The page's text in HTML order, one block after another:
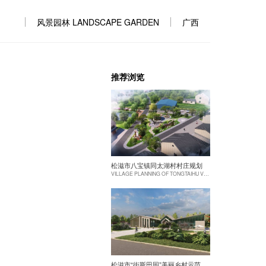
风景园林 LANDSCAPE GARDEN 广西
推荐浏览
松滋市八宝镇同太湖村村庄规划
松滋市“街斯田园”美丽乡村示范片建设项目